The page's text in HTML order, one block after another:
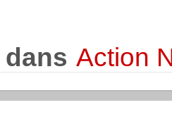
Action